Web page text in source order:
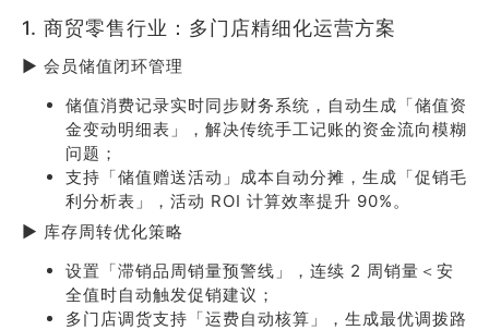
1. 商贸零售行业：多门店精细化运营方案
▶ 会员储值闭环管理
储值消费记录实时同步财务系统，自动生成「储值资
金变动明细表」，解决传统手工记账的资金流向模糊
问题；
支持「储值赠送活动」成本自动分摊，生成「促销毛
利分析表」，活动 ROI 计算效率提升 90%。
▶ 库存周转优化策略
设置「滞销品周销量预警线」，连续 2 周销量＜安
全值时自动触发促销建议；
多门店调货支持「运费自动核算」，生成最优调拨路